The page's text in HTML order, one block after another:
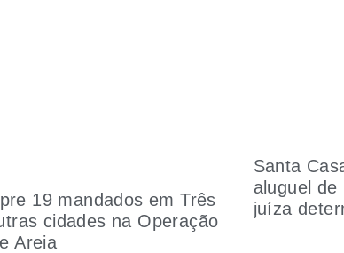
19 mandados em Três
cidades na Operação
Areia
Santa
aluguel de
juíza